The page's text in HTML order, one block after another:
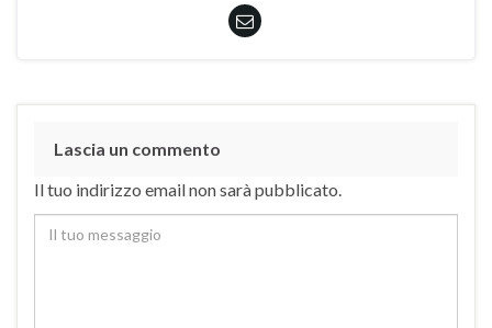
Lascia un commento
Il tuo indirizzo email non sarà pubblicato.